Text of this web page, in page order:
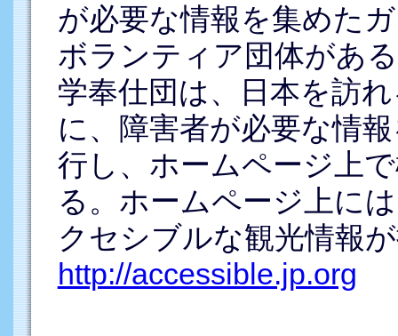
が必要な情報を集めた
ボランティア団体があ
学奉仕団は、日本を訪
に、障害者が必要な情
行し、ホームページ上
る。ホームページ上に
クセシブルな観光情報
http://accessible.jp.org